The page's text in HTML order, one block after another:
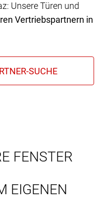
Unsere Türen und
Vertriebspartnern in
FENSTER
EIGENEN